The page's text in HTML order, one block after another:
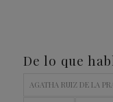
De lo que
AGATHA RUIZ DE LA